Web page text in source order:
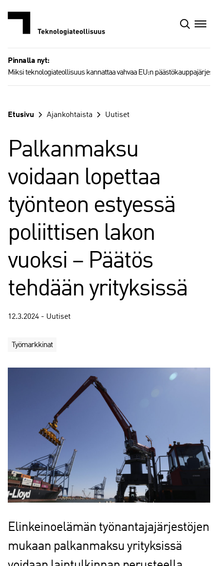
Pinnalla nyt:
Miksi teknologiateollisuus kannattaa vahvaa EU:n
Etusivu Ajankohtaista Uutiset
Palkanmaksu
voidaan lopettaa
työnteon estyessä
poliittisen lakon
vuoksi – Päätös
tehdään yrityksissä
12.3.2024 - Uutiset
Työmarkkinat
Elinkeinoelämän työnantajajärjestöjen
mukaan palkanmaksu yrityksissä